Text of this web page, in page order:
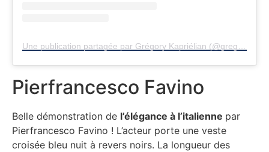
Pierfrancesco Favino
Belle démonstration de l’élégance à l’italienne par
Pierfrancesco Favino ! L’acteur porte une veste
croisée bleu nuit à revers noirs. La longueur des
Une publication partagée par Grégory Kapriélian (@greg_on_the_red_carpet)